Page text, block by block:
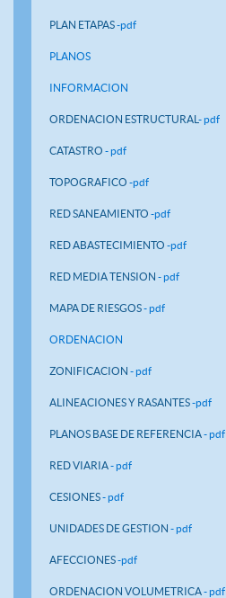
PLAN ETAPAS-pdf
PLANOS
INFORMACION
ORDENACION ESTRUCTURAL- pdf
CATASTRO - pdf
TOPOGRAFICO -pdf
RED SANEAMIENTO -pdf
RED ABASTECIMIENTO -pdf
RED MEDIA TENSION - pdf
MAPA DE RIESGOS- pdf
ORDENACION
ZONIFICACION - pdf
ALINEACIONES Y RASANTES-pdf
PLANOS BASE DE REFERENCIA- pdf
RED VIARIA- pdf
CESIONES- pdf
UNIDADES DE GESTION - pdf
AFECCIONES-pdf
ORDENACION VOLUMETRICA- pdf